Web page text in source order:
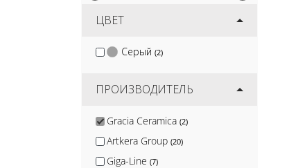
ЦВЕТ
Серый (2)
ПРОИЗВОДИТЕЛЬ
Gracia Ceramica (2)
Artkera Group (20)
Giga-Line (7)